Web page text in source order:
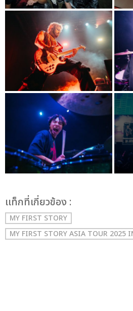
เเท็กที่เกี่ยวข้อง :
MY FIRST STORY
MY FIRST STORY ASIA TOUR 2025